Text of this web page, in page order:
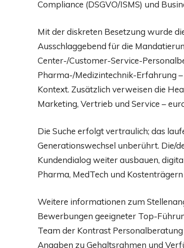
Compliance (DSGVO/ISMS) und
Mit der diskreten Besetzung wurde
Ausschlaggebend für die
Center-/Customer-Service-
Pharma-/Medizintechnik-Erfahrung
Kontext. Zusätzlich verweisen die
Marketing, Vertrieb und Service –
Die Suche erfolgt vertraulich; das
Generationswechsel unberührt. Die/
Kundendialog weiter ausbauen,
Pharma, MedTech und
Weitere informationen zum
Bewerbungen geeigneter Top-
Team der Kontrast
Angaben zu Gehaltsrahmen und